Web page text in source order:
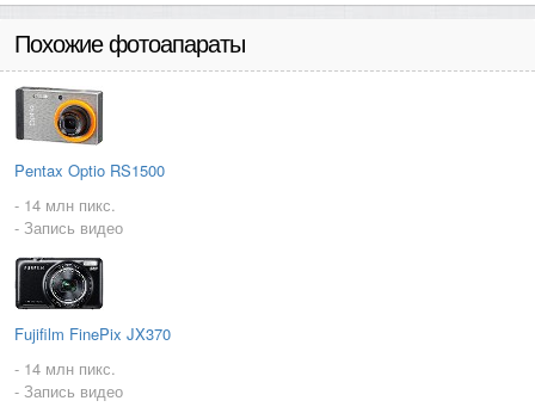
Похожие фотоапараты
Pentax Optio RS1500
- 14 млн пикс.
- Запись видео
Fujifilm FinePix JX370
- 14 млн пикс.
- Запись видео